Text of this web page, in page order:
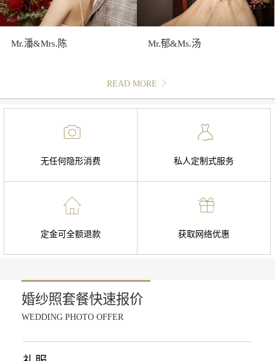
Mr.潘&Mrs.陈 Mr.郁&Ms.汤
READ MORE
无任何隐形消费 私人定制式服务
定金可全额退款 获取网络优惠
婚纱照套餐快速报价
WEDDING PHOTO OFFER